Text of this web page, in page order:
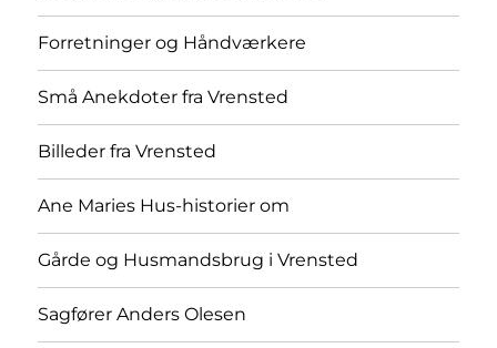
Forretninger og Håndværkere
Små Anekdoter fra Vrensted
Billeder fra Vrensted
Ane Maries Hus-historier om
Gårde og Husmandsbrug i Vrensted
Sagfører Anders Olesen